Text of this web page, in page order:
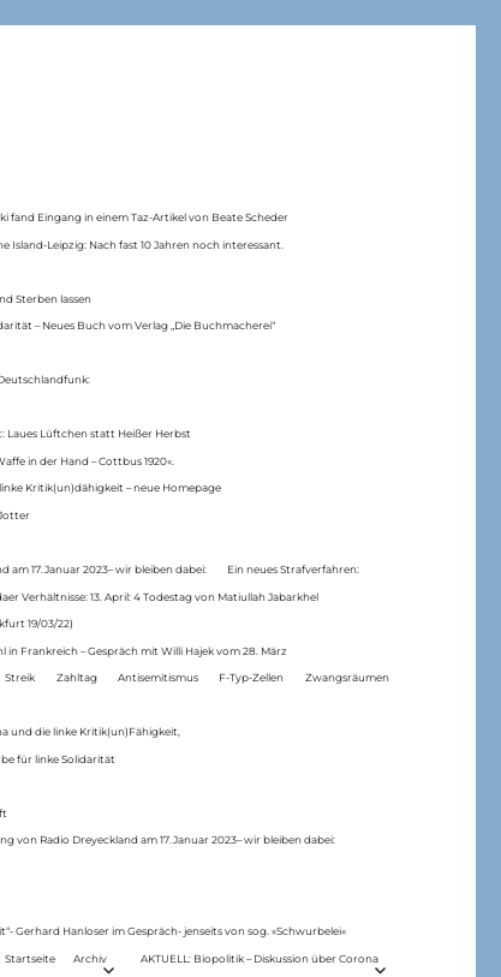
fand Eingang in einem Taz-Artikel von Beate Scheder
Island-Leipzig: Nach fast 10 Jahren noch interessant.
Sterben lassen
– Neues Buch vom Verlag „Die Buchmacherei“
Laues Lüftchen statt Heißer Herbst
in der Hand – Cottbus 1920«.
Kritik(un)dähigkeit – neue Homepage
am 17.Januar 2023– wir bleiben dabei: Ein neues Strafverfahren:
Verhältnisse: 13. April: 4 Todestag von Matiul­lah Jabarkhel
19/03/22)
in Frankreich – Gespräch mit Willi Hajek vom 28. März
Streik Zahltag Antisemitismus F-Typ-Zellen Zwangsräumen
und die linke Kritik(un)Fähigkeit,
für linke Solidarität
von Radio Dreyeckland am 17.Januar 2023– wir bleiben dabei:
Gerhard Hanloser im Gespräch- jenseits von sog. »Schwurbelei«
Startseite Archiv AKTUELL: Biopolitik – Diskussion über Corona